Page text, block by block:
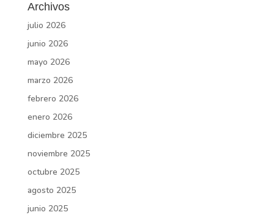
Archivos
julio 2026
junio 2026
mayo 2026
marzo 2026
febrero 2026
enero 2026
diciembre 2025
noviembre 2025
octubre 2025
agosto 2025
junio 2025